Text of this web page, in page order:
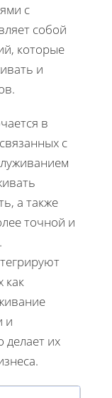
с
собой
которые
и
в
с
а также
точной и
как
и
делает их